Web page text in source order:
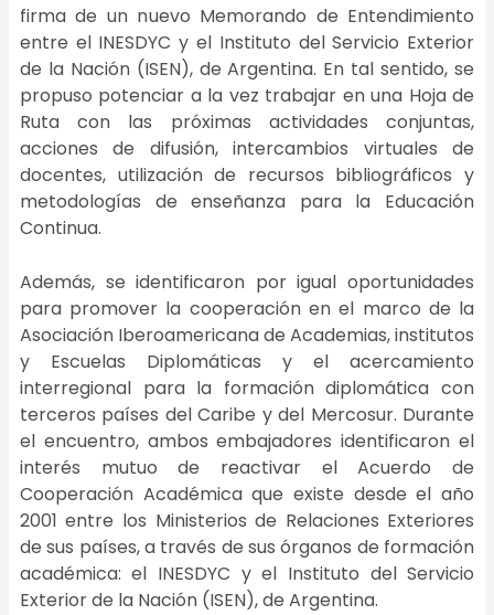
firma de un nuevo Memorando de Entendimiento
entre el INESDYC y el Instituto del Servicio Exterior
de la Nación (ISEN), de Argentina. En tal sentido, se
propuso potenciar a la vez trabajar en una Hoja de
Ruta con las próximas actividades conjuntas,
acciones de difusión, intercambios virtuales de
docentes, utilización de recursos bibliográficos y
metodologías de enseñanza para la Educación
Continua.
Además, se identificaron por igual oportunidades
para promover la cooperación en el marco de la
Asociación Iberoamericana de Academias, institutos
y Escuelas Diplomáticas y el acercamiento
interregional para la formación diplomática con
terceros países del Caribe y del Mercosur. Durante
el encuentro, ambos embajadores identificaron el
interés mutuo de reactivar el Acuerdo de
Cooperación Académica que existe desde el año
2001 entre los Ministerios de Relaciones Exteriores
de sus países, a través de sus órganos de formación
académica: el INESDYC y el Instituto del Servicio
Exterior de la Nación (ISEN), de Argentina.